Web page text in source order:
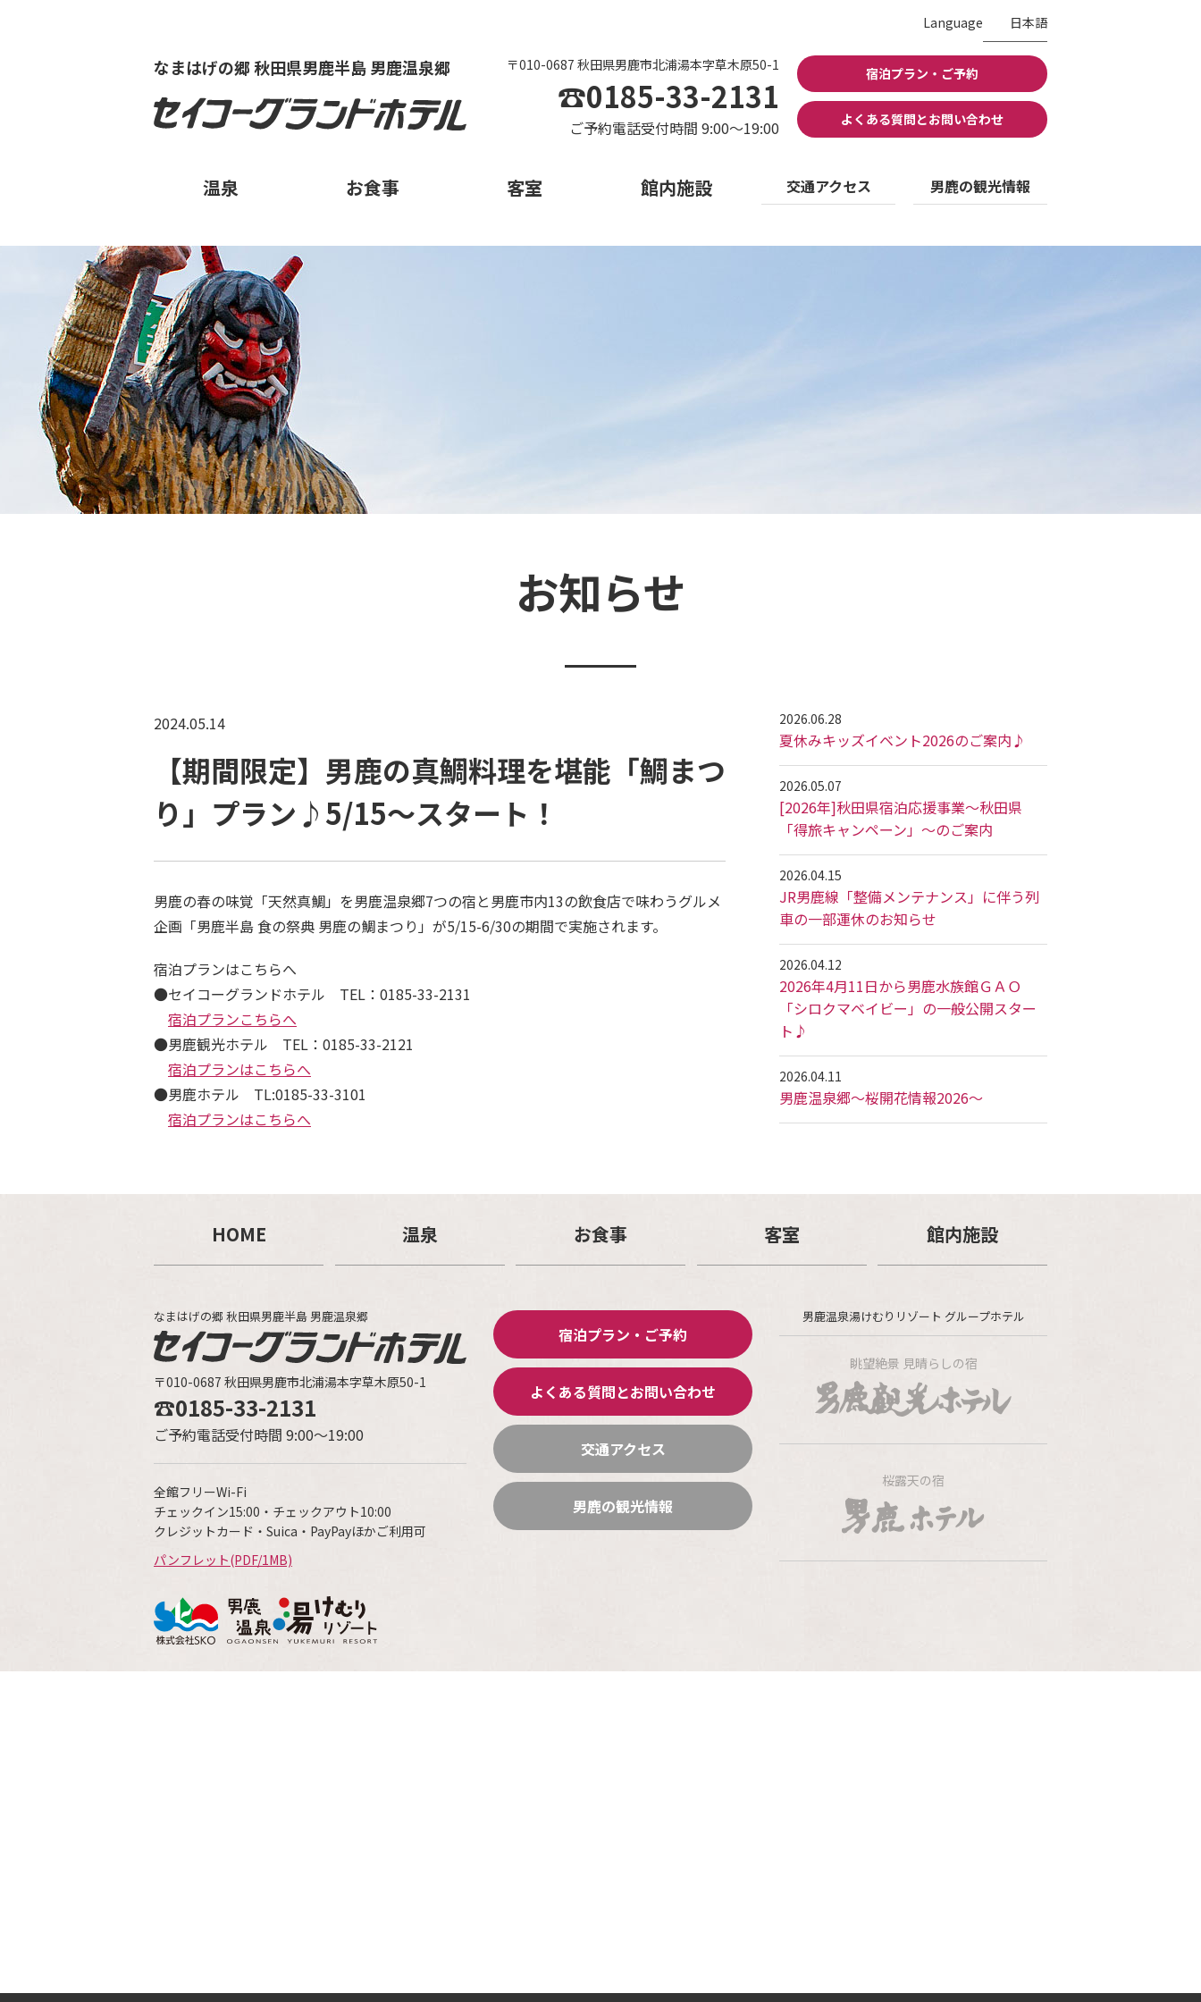
Language 日本語
なまはげの郷 秋田県男鹿半島 男鹿温泉郷 〒010-0687 秋田県男鹿市北浦湯本字草木原50-1
☎0185-33-2131
ご予約電話受付時間 9:00～19:00
宿泊プラン・ご予約
よくある質問とお問い合わせ
温泉 お食事 客室 館内施設 交通アクセス 男鹿の観光情報
お知らせ
2024.05.14
【期間限定】男鹿の真鯛料理を堪能「鯛まつ
り」プラン♪5/15～スタート！
男鹿の春の味覚「天然真鯛」を男鹿温泉郷7つの宿と男鹿市内13の飲食店で味わうグルメ
企画「男鹿半島 食の祭典 男鹿の鯛まつり」が5/15-6/30の期間で実施されます。
宿泊プランはこちらへ
●セイコーグランドホテル TEL：0185-33-2131
宿泊プランこちらへ
●男鹿観光ホテル TEL：0185-33-2121
宿泊プランはこちらへ
●男鹿ホテル TL:0185-33-3101
宿泊プランはこちらへ
2026.06.28
夏休みキッズイベント2026のご案内♪
2026.05.07
[2026年]秋田県宿泊応援事業～秋田県
「得旅キャンペーン」～のご案内
2026.04.15
JR男鹿線「整備メンテナンス」に伴う列
車の一部運休のお知らせ
2026.04.12
2026年4月11日から男鹿水族館ＧＡＯ
「シロクマベイビー」の一般公開スター
ト♪
2026.04.11
男鹿温泉郷～桜開花情報2026～
HOME 温泉 お食事 客室 館内施設
なまはげの郷 秋田県男鹿半島 男鹿温泉郷
〒010-0687 秋田県男鹿市北浦湯本字草木原50-1
☎0185-33-2131
ご予約電話受付時間 9:00～19:00
全館フリーWi-Fi
チェックイン15:00・チェックアウト10:00
クレジットカード・Suica・PayPayほかご利用可
パンフレット(PDF/1MB)
宿泊プラン・ご予約
よくある質問とお問い合わせ
交通アクセス
男鹿の観光情報
男鹿温泉湯けむりリゾート グループホテル
眺望絶景 見晴らしの宿
桜露天の宿